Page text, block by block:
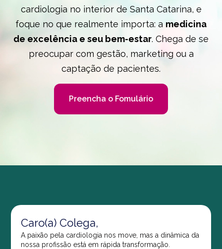
cardiologia no interior de Santa Catarina, e
foque no que realmente importa: a medicina
de excelência e seu bem-estar. Chega de se
preocupar com gestão, marketing ou a
captação de pacientes.
Preencha o Fomulário
Caro(a) Colega,
A paixão pela cardiologia nos move, mas a dinâmica da
nossa profissão está em rápida transformação.